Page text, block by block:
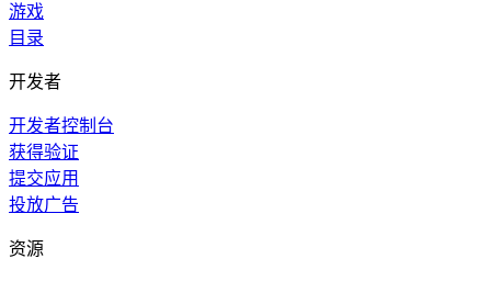
游戏
目录
开发者
开发者控制台
获得验证
提交应用
投放广告
资源